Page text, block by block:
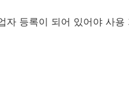
등록이 되어 있어야 사용